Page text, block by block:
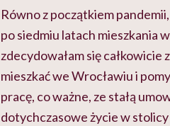
Równo z początkiem
po siedmiu latach mieszkania
zdecydowałam się całkowicie
mieszkać we Wrocławiu i
pracę, co ważne, ze stałą
dotychczasowe życie w stolicy